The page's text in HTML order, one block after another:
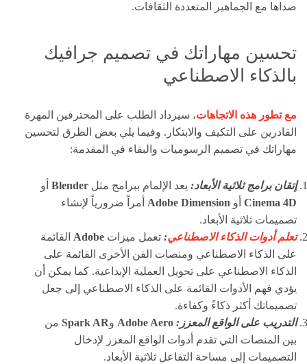
صداها مع الجماهير المتعددة الثقافات.
تحسين مهاراتك في تصميم جرافيك
بالذكاء الاصطناعي
مع تطور هذه الاتجاهات، سيزداد الطلب على المحترفين المهرة
القادرين على التكيف والابتكار. وفيما يلي بعض الطرق لتحسين
مهاراتك في تصميم الرسوميات والبقاء في المقدمة:
إتقان برامج ثلاثية الأبعاد: يعد الإلمام ببرامج مثل Blender أو
Cinema 4D أو Adobe Dimension أمراً ضرورياً لإنشاء
تصميمات ثلاثية الأبعاد.
تعلم أدوات الذكاء الاصطناعي: تعمل ميزات Adobe القائمة
على الذكاء الاصطناعي ومنصات الفن الأخرى القائمة على
الذكاء الاصطناعي على تحويل العملية الإبداعية. كما يمكن أن
يؤدي فهم الأدوات القائمة على الذكاء الاصطناعي إلى جعل
تصميماتك أكثر ذكاءً وكفاءة.
التدريب على الواقع المعزز: Adobe Aero وSpark AR من
بين المنصات التي تقدم أدوات الواقع المعزز لإدخال
التصميمات إلى مساحة التفاعل ثلاثية الأبعاد.